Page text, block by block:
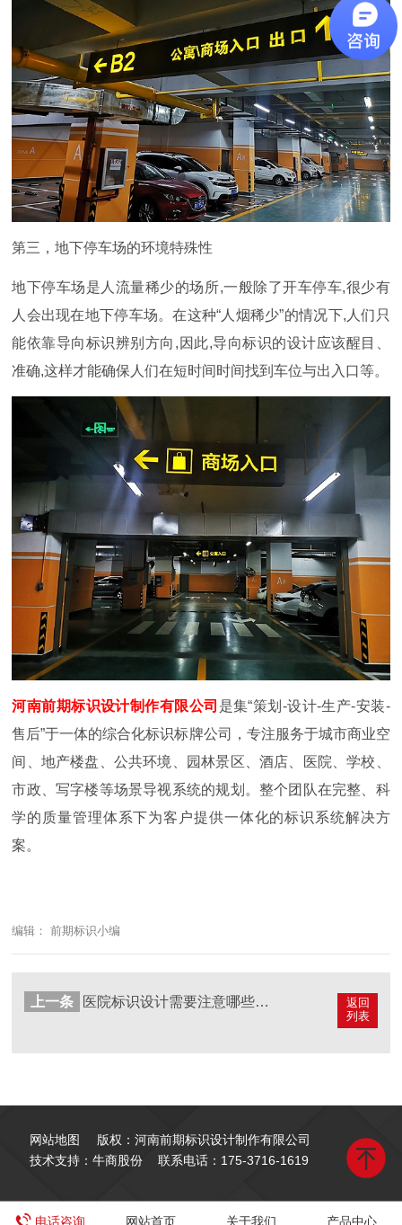
第三，地下停车场的环境特殊性
地下停车场是人流量稀少的场所,一般除了开车停车,很少有
人会出现在地下停车场。在这种“人烟稀少”的情况下,人们只
能依靠导向标识辨别方向,因此,导向标识的设计应该醒目、
准确,这样才能确保人们在短时间时间找到车位与出入口等。
河南前期标识设计制作有限公司 是集“策划-设计-生产-安装-
售后”于一体的综合化标识标牌公司，专注服务于城市商业空
间、地产楼盘、公共环境、园林景区、酒店、医院、学校、
市政、写字楼等场景导视系统的规划。整个团队在完整、科
学的质量管理体系下为客户提供一体化的标识系统解决方
案。
编辑： 前期标识小编
返回
列表
上一条 医院标识设计需要注意哪些因素？
网站地图
版权：河南前期标识设计制作有限公司
技术支持：牛商股份
联系电话： 175-3716-1619
电话咨询 网站首页 关于我们 产品中心